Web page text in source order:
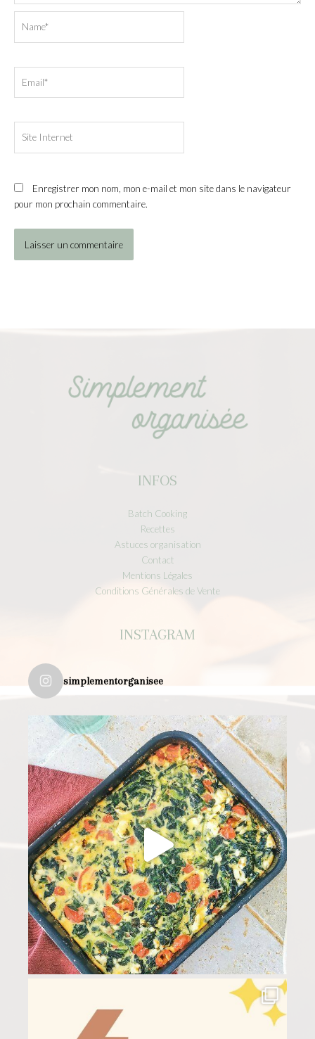
Internet
Enregistrer mon nom, mon e-mail et mon site dans le navigateur
pour mon prochain commentaire.
INFOS
Batch Cooking
Recettes
Astuces organisation
Contact
Mentions Légales
Conditions Générales de Vente
INSTAGRAM
simplementorganisee